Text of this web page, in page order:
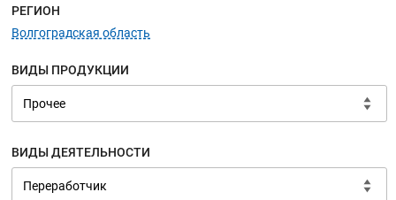
Меню навигации
РЕГИОН
Волгоградская область
ВИДЫ ПРОДУКЦИИ
ВИДЫ ДЕЯТЕЛЬНОСТИ